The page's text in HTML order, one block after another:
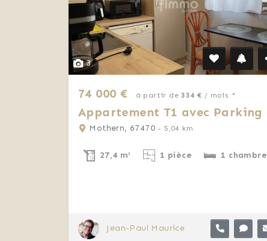
3
74 000 € à partir de334 € / mois *
Appartement T1 avec Parking
Mothern, 67470 - 5,04 km
27,4 m² 1 pièce 1 chambre
Jean-Paul Maurice